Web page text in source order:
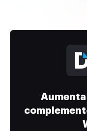
Aumenta